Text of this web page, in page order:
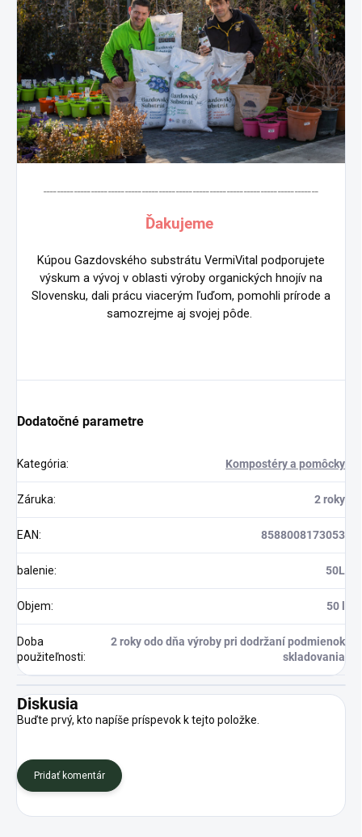
Ďakujeme
Kúpou Gazdovského substrátu VermiVital podporujete
výskum a vývoj v oblasti výroby organických hnojív na
Slovensku, dali prácu viacerým ľuďom, pomohli prírode a
samozrejme aj svojej pôde.
Dodatočné parametre
Kategória: Kompostéry a pomôcky
Záruka: 2 roky
EAN: 8588008173053
balenie: 50L
Objem: 50 l
Doba
použiteľnosti:
2 roky odo dňa výroby pri dodržaní podmienok
skladovania
Diskusia
Buďte prvý, kto napíše príspevok k tejto položke.
Pridať komentár